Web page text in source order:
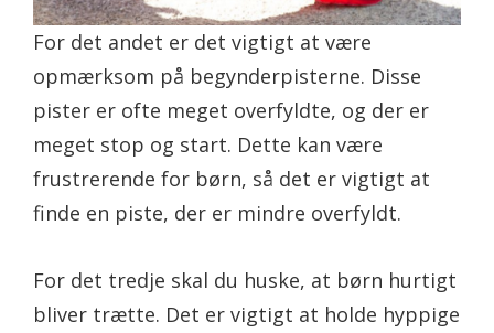
For det andet er det vigtigt at være
opmærksom på begynderpisterne. Disse
pister er ofte meget overfyldte, og der er
meget stop og start. Dette kan være
frustrerende for børn, så det er vigtigt at
finde en piste, der er mindre overfyldt.
For det tredje skal du huske, at børn hurtigt
bliver trætte. Det er vigtigt at holde hyppige